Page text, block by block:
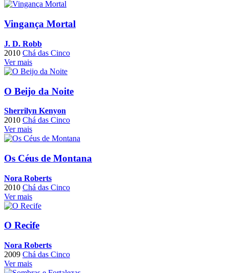
Vingança Mortal
J. D. Robb
2010 Chá das Cinco
Ver mais
O Beijo da Noite
Sherrilyn Kenyon
2010 Chá das Cinco
Ver mais
Os Céus de Montana
Nora Roberts
2010 Chá das Cinco
Ver mais
O Recife
Nora Roberts
2009 Chá das Cinco
Ver mais